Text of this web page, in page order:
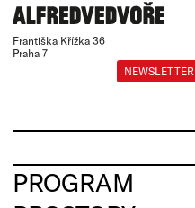
Františka Křížka 36
Praha 7
NEWSLETTER
PROGRAM